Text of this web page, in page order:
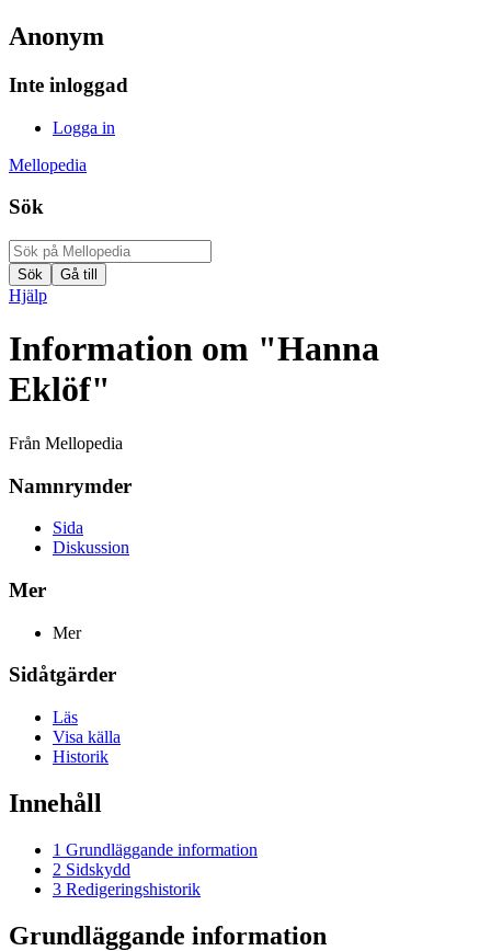
Anonym
Inte inloggad
Logga in
Mellopedia
Sök
Hjälp
Information om "Hanna
Eklöf"
Från Mellopedia
Namnrymder
Sida
Diskussion
Mer
Mer
Sidåtgärder
Läs
Visa källa
Historik
Innehåll
1 Grundläggande information
2 Sidskydd
3 Redigeringshistorik
Grundläggande information